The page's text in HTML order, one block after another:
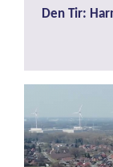
Den Tir: